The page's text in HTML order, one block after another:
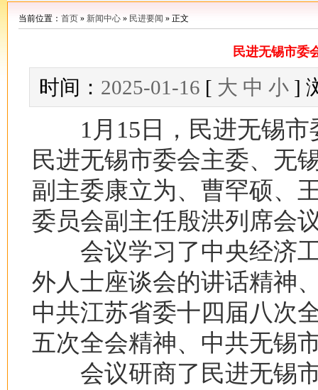
当前位置： 首页 » 新闻中心 » 民进要闻 » 正文
民进无锡市委
时间： 2025-01-16 [ 大 中 小 ]
1月15日，民进无锡市
民进无锡市委会主委、无
副主委康立为、曹罕硕、
委员会副主任殷洪列席会
会议学习了中央经济工
外人士座谈会的讲话精神
中共江苏省委十四届八次
五次全会精神、中共无锡
会议研商了民进无锡市